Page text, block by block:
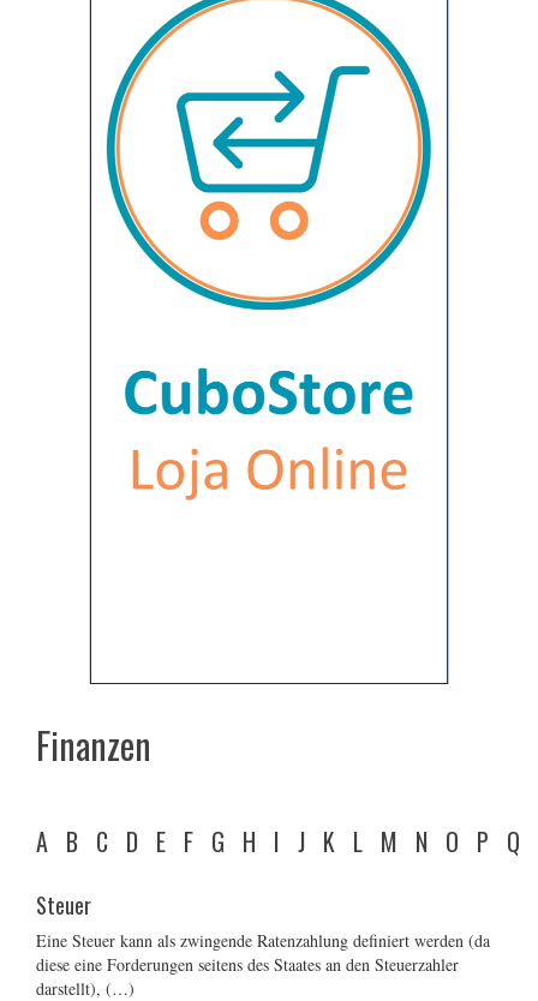
Finanzen
A B C D E F G H I J K L M N O P Q
Steuer
Eine Steuer kann als zwingende Ratenzahlung definiert werden (da
diese eine Forderungen seitens des Staates an den Steuerzahler
darstellt), (…)